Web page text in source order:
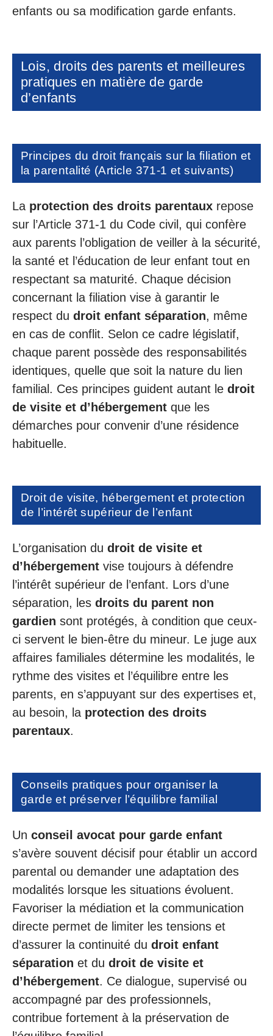
enfants ou sa modification garde enfants.
Lois, droits des parents et meilleures
pratiques en matière de garde
d’enfants
Principes du droit français sur la filiation et
la parentalité (Article 371-1 et suivants)
La protection des droits parentaux repose
sur l’Article 371-1 du Code civil, qui confère
aux parents l’obligation de veiller à la sécurité,
la santé et l’éducation de leur enfant tout en
respectant sa maturité. Chaque décision
concernant la filiation vise à garantir le
respect du droit enfant séparation, même
en cas de conflit. Selon ce cadre législatif,
chaque parent possède des responsabilités
identiques, quelle que soit la nature du lien
familial. Ces principes guident autant le droit
de visite et d’hébergement que les
démarches pour convenir d’une résidence
habituelle.
Droit de visite, hébergement et protection
de l’intérêt supérieur de l’enfant
L’organisation du droit de visite et
d’hébergement vise toujours à défendre
l’intérêt supérieur de l’enfant. Lors d’une
séparation, les droits du parent non
gardien sont protégés, à condition que ceux-
ci servent le bien-être du mineur. Le juge aux
affaires familiales détermine les modalités, le
rythme des visites et l’équilibre entre les
parents, en s’appuyant sur des expertises et,
au besoin, la protection des droits
parentaux.
Conseils pratiques pour organiser la
garde et préserver l’équilibre familial
Un conseil avocat pour garde enfant
s’avère souvent décisif pour établir un accord
parental ou demander une adaptation des
modalités lorsque les situations évoluent.
Favoriser la médiation et la communication
directe permet de limiter les tensions et
d’assurer la continuité du droit enfant
séparation et du droit de visite et
d’hébergement. Ce dialogue, supervisé ou
accompagné par des professionnels,
contribue fortement à la préservation de